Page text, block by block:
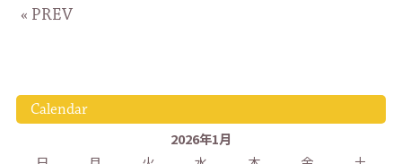
« PREV
Calendar
2026年1月